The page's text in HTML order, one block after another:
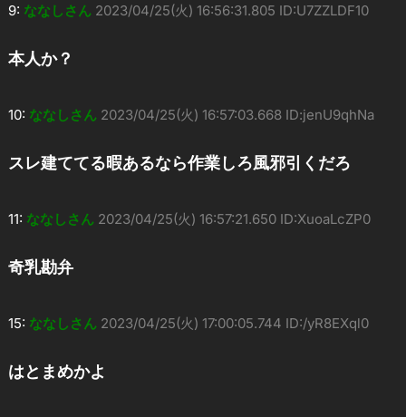
9: ななしさん 2023/04/25(火) 16:56:31.805 ID:U7ZZLDF10
本人か？
10: ななしさん 2023/04/25(火) 16:57:03.668 ID:jenU9qhNa
スレ建ててる暇あるなら作業しろ風邪引くだろ
11: ななしさん 2023/04/25(火) 16:57:21.650 ID:XuoaLcZP0
奇乳勘弁
15: ななしさん 2023/04/25(火) 17:00:05.744 ID:/yR8EXql0
はとまめかよ